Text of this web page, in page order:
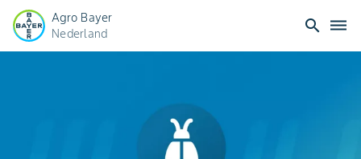
Agro Bayer
Nederland
search dehaze